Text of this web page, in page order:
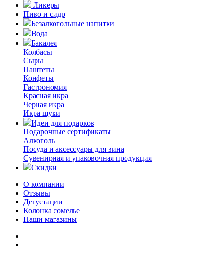
Ликеры
Пиво и сидр
Безалкогольные напитки
Вода
Бакалея
Колбасы
Сыры
Паштеты
Конфеты
Гастрономия
Красная икра
Черная икра
Икра щуки
Идеи для подарков
Подарочные сертификаты
Алкоголь
Посуда и аксессуары для вина
Сувенирная и упаковочная продукция
Скидки
О компании
Отзывы
Дегустации
Колонка сомелье
Наши магазины